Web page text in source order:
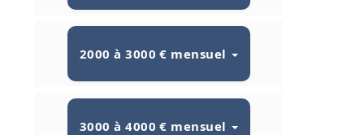
2000 à 3000 € mensuel
3000 à 4000 € mensuel